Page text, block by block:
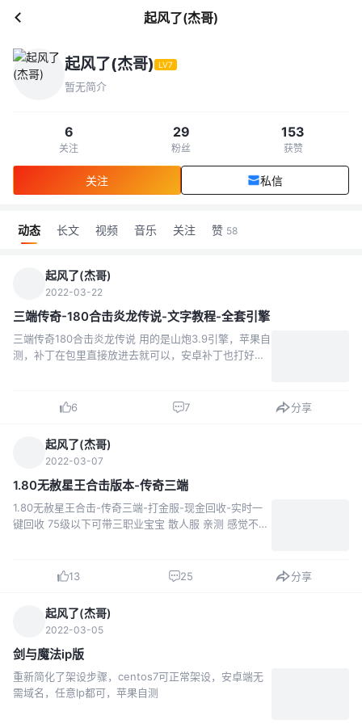
起风了(杰哥)
起风了(杰哥) LV7
暂无简介
6
关注
29
粉丝
153
获赞
关注 私信
动态 长文 视频 音乐 关注 赞 58
起风了(杰哥)
2022-03-22
三端传奇-180合击炎龙传说-文字教程-全套引擎
三端传奇180合击炎龙传说 用的是山炮3.9引擎，苹果自
测，补丁在包里直接放进去就可以，安卓补丁也打好。
能、散人必选、骨灰赚钱！ 【版...
6 7 分享
起风了(杰哥)
2022-03-07
1.80无赦星王合击版本-传奇三端
1.80无赦星王合击-传奇三端-打金服-现金回收-实时一
键回收 75级以下可带三职业宝宝 散人服 亲测 感觉不充
13
25 分享
起风了(杰哥)
2022-03-05
剑与魔法ip版
重新简化了架设步骤，centos7可正常架设，安卓端无
需域名，任意Ip都可，苹果自测